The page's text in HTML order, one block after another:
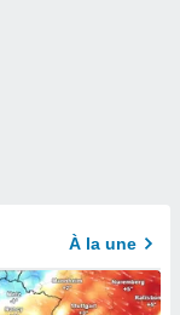
À la une